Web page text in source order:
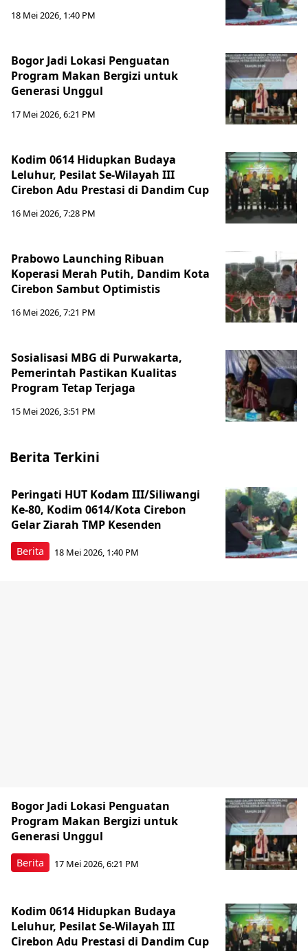
18 Mei 2026, 1:40 PM
Bogor Jadi Lokasi Penguatan
Program Makan Bergizi untuk
Generasi Unggul
17 Mei 2026, 6:21 PM
Kodim 0614 Hidupkan Budaya
Leluhur, Pesilat Se-Wilayah III
Cirebon Adu Prestasi di Dandim Cup
16 Mei 2026, 7:28 PM
Prabowo Launching Ribuan
Koperasi Merah Putih, Dandim Kota
Cirebon Sambut Optimistis
16 Mei 2026, 7:21 PM
Sosialisasi MBG di Purwakarta,
Pemerintah Pastikan Kualitas
Program Tetap Terjaga
15 Mei 2026, 3:51 PM
Berita Terkini
Berita
Peringati HUT Kodam III/Siliwangi
Ke-80, Kodim 0614/Kota Cirebon
Gelar Ziarah TMP Kesenden
18 Mei 2026, 1:40 PM
Berita
Bogor Jadi Lokasi Penguatan
Program Makan Bergizi untuk
Generasi Unggul
17 Mei 2026, 6:21 PM
Kodim 0614 Hidupkan Budaya
Leluhur, Pesilat Se-Wilayah III
Cirebon Adu Prestasi di Dandim Cup